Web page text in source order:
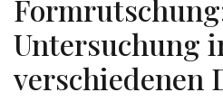
Untersuchung
verschiedenen